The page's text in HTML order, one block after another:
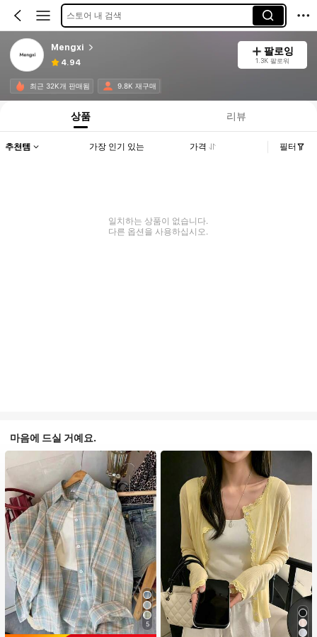
스토어 내 검색
Mengxi
4.94
팔로잉
1.3K 팔로워
최근 32K개 판매됨 9.8K 재구매
상품 리뷰
추천템 가장 인기 있는 가격 필터
일치하는 상품이 없습니다.
다른 옵션을 사용하십시오.
마음에 드실 거예요.
5